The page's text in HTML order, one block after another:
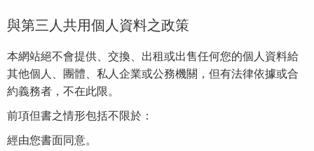
與第三人共用個人資料之政策
本網站絕不會提供、交換、出租或出售任何您的個人資料給
其他個人、團體、私人企業或公務機關，但有法律依據或合
約義務者，不在此限。
前項但書之情形包括不限於：
經由您書面同意。